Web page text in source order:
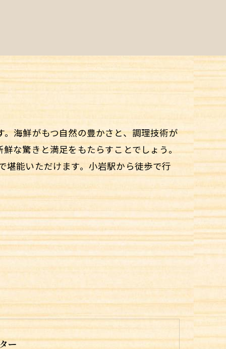
海鮮がもつ自然の豊かさと、調理技術が
な驚きと満足をもたらすことでしょう。
堪能いただけます。小岩駅から徒歩で行
ー